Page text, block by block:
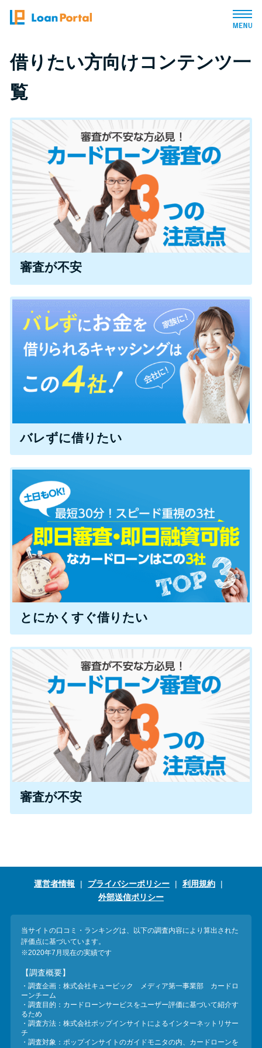
トップページ
総合人気ランキング
とにかくすぐ借りたい方向け
バレずに借りたい方向け
審査が不安な方向け
便利なコンテンツ
カードローン診断
カードローンQ&A
特集ページ
リボ払いをそのまま払いきると
カードローンの見直しで40万円
得した話
ードローン
特集ページ一覧
種類や特徴で探す
銀行カードローンを選ぶべき4つ
の理由
無利息期間を利用して利息0円で
お金を借りる3つのポイント
種類・特徴別一覧
その他コラム
法2選
に悩む人へ街金をおすすめしな
い理由
質屋でお金を借りるには？年利
やシステムをカードローンと比
較
借りたい方向けコンテンツ一
覧
審査が不安
バレずに借りたい
とにかくすぐ借りたい
審査が不安
運営者情報 プライバシーポリシー
利用規約
外部送信ポリシー
当サイトの口コミ・ランキングは、以下の調査内容により算出された
評価点に基づいています。
※2020年7月現在の実績です
【調査概要】
・調査企画：株式会社キュービック メディア第一事業部 カードロ
ーンチーム
・調査目的：カードローンサービスをユーザー評価に基づいて紹介す
るため
・調査方法：株式会社ポップインサイトによるインターネットリサー
チ
・調査対象：ポップインサイトのガイドモニタの内、カードローンを